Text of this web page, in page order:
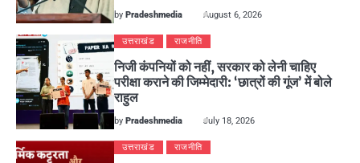
byPradeshmedia August 6, 2026
उत्तराखंड राजनीति
निजी कंपनियों को नहीं, सरकार को लेनी चाहिए
परीक्षा कराने की जिम्मेदारी: ‘छात्रों की गूंज’ में बोले
राहुल
byPradeshmedia July 18, 2026
उत्तराखंड राजनीति